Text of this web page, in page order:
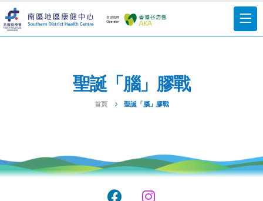
聖誕「腦」膠戰
首頁 聖誕「腦」膠戰